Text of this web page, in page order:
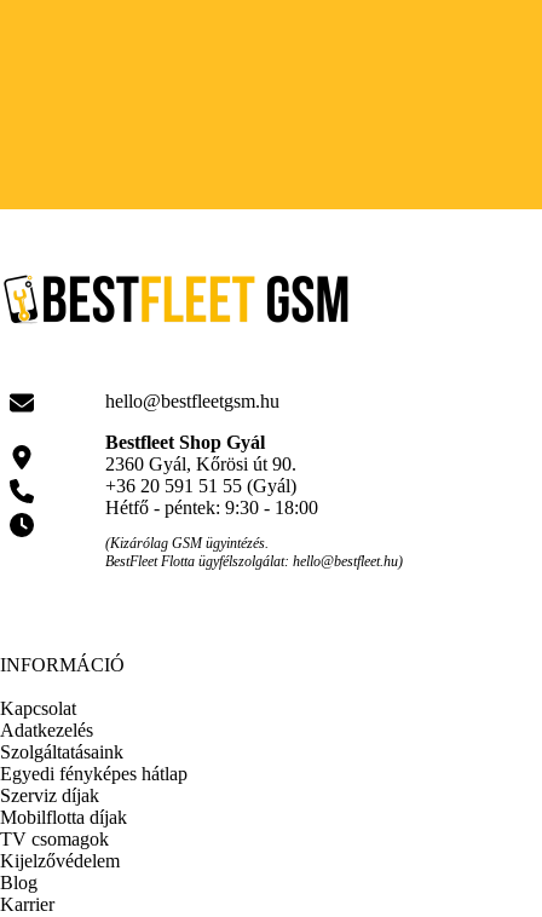
hello@bestfleetgsm.hu
Bestfleet Shop Gyál
2360 Gyál, Kőrösi út 90.
+36 20 591 51 55 (Gyál)
Hétfő - péntek: 9:30 - 18:00
(Kizárólag GSM ügyintézés.
BestFleet Flotta ügyfélszolgálat: hello@bestfleet.hu)
INFORMÁCIÓ
Kapcsolat
Adatkezelés
Szolgáltatásaink
Egyedi fényképes hátlap
Szerviz díjak
Mobilflotta díjak
TV csomagok
Kijelzővédelem
Blog
Karrier